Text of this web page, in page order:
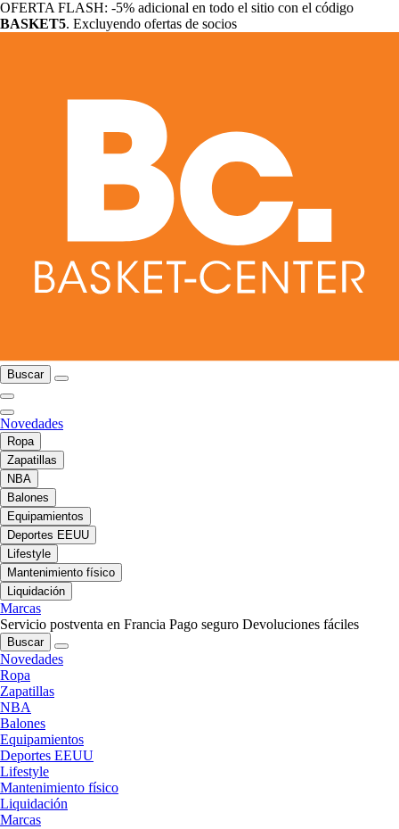
OFERTA FLASH: -5% adicional en todo el sitio con el código
BASKET5. Excluyendo ofertas de socios
Buscar
Novedades
Ropa
Zapatillas
NBA
Balones
Equipamientos
Deportes EEUU
Lifestyle
Mantenimiento físico
Liquidación
Marcas
Servicio postventa en Francia Pago seguro Devoluciones fáciles
Buscar
Novedades
Ropa
Zapatillas
NBA
Balones
Equipamientos
Deportes EEUU
Lifestyle
Mantenimiento físico
Liquidación
Marcas